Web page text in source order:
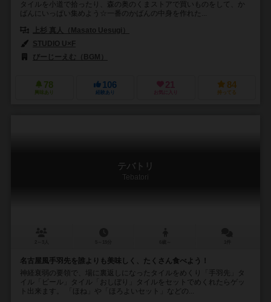
タイルを小道で拾ったり、森の奥のくまストアで買いものをして、か
ばんにいっぱい集めよう☆一番のかばんの中身を作れた...
上杉 真人（Masato Uesugi）
STUDIO U×F
びーじーえむ（BGM）
78
興味あり
106
経験あり
21
お気に入り
84
持ってる
テバトリ
Tebatori
名古屋風手羽先を誰よりも美味しく、たくさん食べよう！
神経衰弱の要領で、場に裏返しになったタイルをめくり「手羽先」タ
イル「ビール」タイル「おしぼり」タイルをセットでめくれたらゲッ
ト出来ます。 「ほね」や「ほろよいセット」などの...